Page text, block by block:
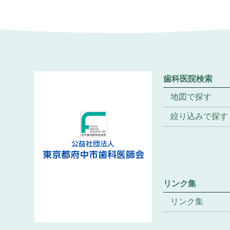
歯科医院検索
地図で探す
絞り込みで探す
リンク集
リンク集